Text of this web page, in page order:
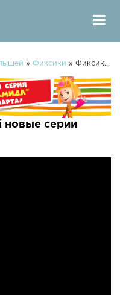
» Фиксики » Фиксики - Камень / Fixiki
новые серии